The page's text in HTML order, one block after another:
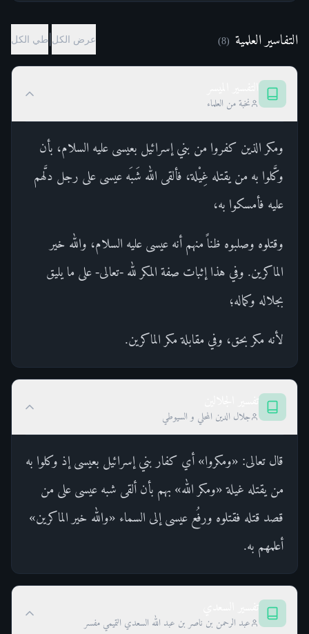
التفاسير العلمية (
8
) عرض الكل طي الكل
نخبة من العلماء
ومكر الذين كفروا من بني إسرائيل بعيسى عليه السلام، بأن
وكَّلوا به من يقتله غِيْلة، فألقى الله شَبَه عيسى على رجل دلَّهم
عليه فأمسكوا به،
وقتلوه وصلبوه ظناً منهم أنه عيسى عليه السلام، والله خير
الماكرين. وفي هذا إثبات صفة المكر لله -تعالى- على ما يليق
بجلاله وكماله؛
لأنه مكر بحق، وفي مقابلة مكر الماكرين.
جلال الدين المحلي و السيوطي
قال تعالى: «ومكروا» أي كفار بني إسرائيل بعيسى إذ وكلوا به
من يقتله غيلة «ومكر الله» بهم بأن ألقى شبه عيسى على من
قصد قتله فقتلوه ورفُع عيسى إلى السماء «والله خير الماكرين»
أعلمهم به.
عبد الرحمن بن ناصر بن عبد الله السعدي التميمي مفسر